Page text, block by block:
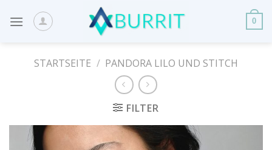
0
STARTSEITE / PANDORA LILO UND STITCH
FILTER